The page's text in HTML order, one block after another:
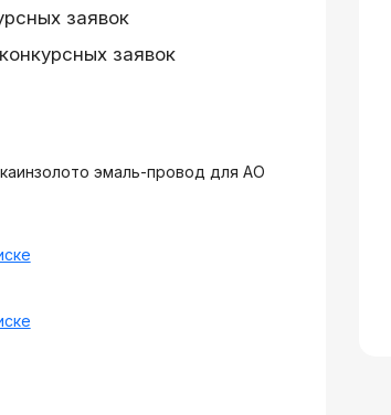
заявок
заявок
эмаль-провод для АО